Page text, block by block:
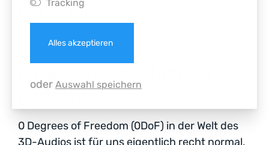
Möglichkeiten und setzt neue Maßstäbe für die
gedacht
0 Degrees of Freedom (0DoF) in der Welt des
3D-Audios ist für uns eigentlich recht normal,
Tracking
Alles akzeptieren
oder Auswahl speichern